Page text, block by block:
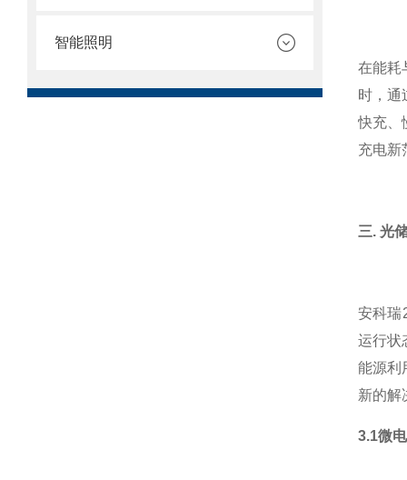
智能照明
在能耗
时，通
快充、
充电新
三. 光
安科瑞
运行状
能源利
新的解
3.1微